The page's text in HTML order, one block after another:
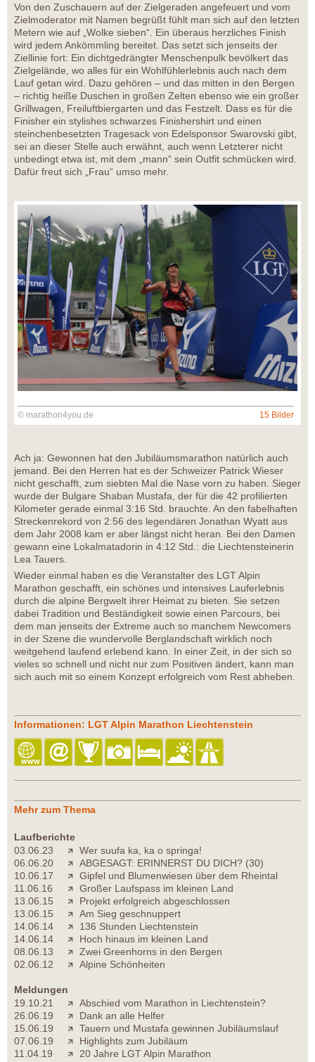
Von den Zuschauern auf der Zielgeraden angefeuert und vom
Zielmoderator mit Namen begrüßt fühlt man sich auf den letzten
Metern wie auf „Wolke sieben“. Ein überaus herzliches Finish
wird jedem Ankömmling bereitet. Das setzt sich jenseits der
Ziellinie fort: Ein dichtgedrängter Menschenpulk bevölkert das
Zielgelände, wo alles für ein Wohlfühlerlebnis auch nach dem
Lauf getan wird. Dazu gehören – und das mitten in den Bergen
– richtig heiße Duschen in großen Zelten ebenso wie ein großer
Grillwagen, Freiluftbiergarten und das Festzelt. Dass es für die
Finisher ein stylishes schwarzes Finishershirt und einen
steinchenbesetzten Tragesack von Edelsponsor Swarovski gibt,
sei an dieser Stelle auch erwähnt, auch wenn Letzterer nicht
unbedingt etwa ist, mit dem „mann“ sein Outfit schmücken wird.
Dafür freut sich „Frau“ umso mehr.
© marathon4you.de 15 Bilder
Ach ja: Gewonnen hat den Jubiläumsmarathon natürlich auch
jemand. Bei den Herren hat es der Schweizer Patrick Wieser
nicht geschafft, zum siebten Mal die Nase vorn zu haben. Sieger
wurde der Bulgare Shaban Mustafa, der für die 42 profilierten
Kilometer gerade einmal 3:16 Std. brauchte. An den fabelhaften
Streckenrekord von 2:56 des legendären Jonathan Wyatt aus
dem Jahr 2008 kam er aber längst nicht heran. Bei den Damen
gewann eine Lokalmatadorin in 4:12 Std.: die Liechtensteinerin
Lea Tauers.
Wieder einmal haben es die Veranstalter des LGT Alpin
Marathon geschafft, ein schönes und intensives Lauferlebnis
durch die alpine Bergwelt ihrer Heimat zu bieten. Sie setzen
dabei Tradition und Beständigkeit sowie einen Parcours, bei
dem man jenseits der Extreme auch so manchem Newcomers
in der Szene die wundervolle Berglandschaft wirklich noch
weitgehend laufend erlebend kann. In einer Zeit, in der sich so
vieles so schnell und nicht nur zum Positiven ändert, kann man
sich auch mit so einem Konzept erfolgreich vom Rest abheben.
Informationen: LGT Alpin Marathon Liechtenstein
Mehr zum Thema
Laufberichte
03.06.23
Wer suufa ka, ka o springa!
06.06.20
ABGESAGT: ERINNERST DU DICH? (30)
10.06.17
Gipfel und Blumenwiesen über dem Rheintal
11.06.16
Großer Laufspass im kleinen Land
13.06.15
Projekt erfolgreich abgeschlossen
13.06.15
Am Sieg geschnuppert
14.06.14
136 Stunden Liechtenstein
14.06.14
Hoch hinaus im kleinen Land
08.06.13
Zwei Greenhorns in den Bergen
02.06.12
Alpine Schönheiten
Meldungen
19.10.21
Abschied vom Marathon in Liechtenstein?
26.06.19
Dank an alle Helfer
15.06.19
Tauern und Mustafa gewinnen Jubiläumslauf
07.06.19
Highlights zum Jubiläum
11.04.19
20 Jahre LGT Alpin Marathon